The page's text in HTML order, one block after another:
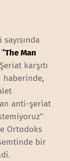
’The Man
karşıtı
haberinde,
anti-şeriat
Ortodoks
bir